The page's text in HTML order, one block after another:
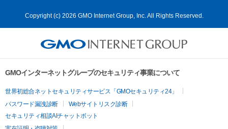
Copyright (c) 2026 GMO Internet Group, Inc. All Rights Reserved.
GMOインターネットグループのセキュリティ事業について
世界初総合ネットセキュリティサービス「GMOセキュリティ24」
パスワード漏洩診断
Webサイトリスク診断
セキュリティ相談AIチャットボット